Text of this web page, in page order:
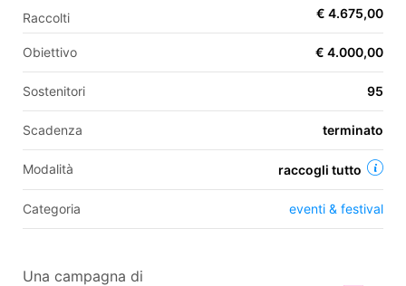
IT
ES
Raccolti € 4.675,00
Obiettivo € 4.000,00
Sostenitori 95
Scadenza terminato
Modalità raccogli tutto
Categoria eventi & festival
Una campagna di